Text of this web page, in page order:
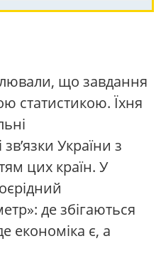
що завдання
статистикою. Їхня
України з
цих країн. У
де збігаються
економіка є, а